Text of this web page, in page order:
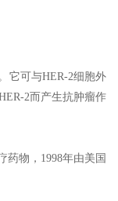
它可与HER-2细胞外
2而产生抗肿瘤作
药物，1998年由美国